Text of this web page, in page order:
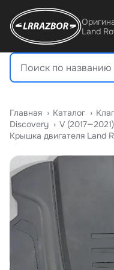
Land
Главная › Катало ›
Discovery › V (2017—2021)
Крышка двигателя Land